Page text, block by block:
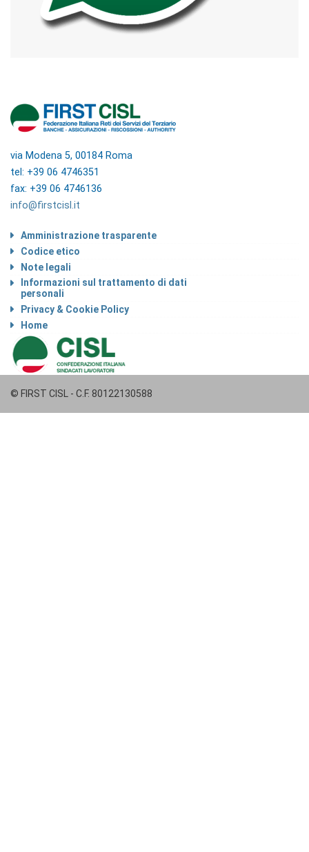
via Modena 5, 00184 Roma
tel: +39 06 4746351
fax: +39 06 4746136
info@firstcisl.it
Amministrazione trasparente
Codice etico
Note legali
Informazioni sul trattamento di dati
personali
Privacy & Cookie Policy
Home
© FIRST CISL - C.F. 80122130588